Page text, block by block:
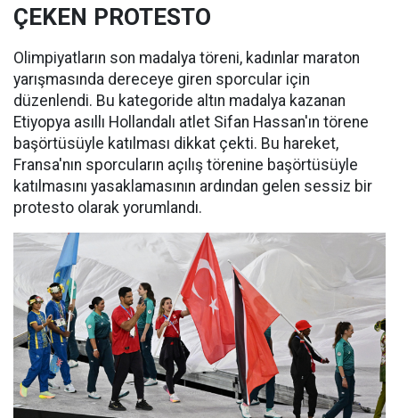
ÇEKEN PROTESTO
Olimpiyatların son madalya töreni, kadınlar maraton
yarışmasında dereceye giren sporcular için
düzenlendi. Bu kategoride altın madalya kazanan
Etiyopya asıllı Hollandalı atlet Sifan Hassan'ın törene
başörtüsüyle katılması dikkat çekti. Bu hareket,
Fransa'nın sporcuların açılış törenine başörtüsüyle
katılmasını yasaklamasının ardından gelen sessiz bir
protesto olarak yorumlandı.